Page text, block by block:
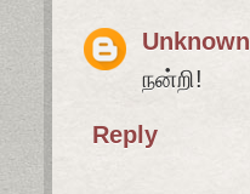
Unknown
நன்றி!
Reply